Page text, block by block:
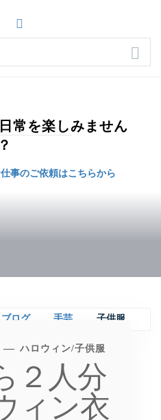
常を楽しみません
事のご依頼はこちらから
ブログ 手芸 子供服
ハロウィン/子供服
２人分
ィン衣